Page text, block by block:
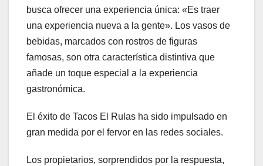
busca ofrecer una experiencia única: «Es traer
una experiencia nueva a la gente». Los vasos de
bebidas, marcados con rostros de figuras
famosas, son otra característica distintiva que
añade un toque especial a la experiencia
gastronómica.
El éxito de Tacos El Rulas ha sido impulsado en
gran medida por el fervor en las redes sociales.
Los propietarios, sorprendidos por la respuesta,